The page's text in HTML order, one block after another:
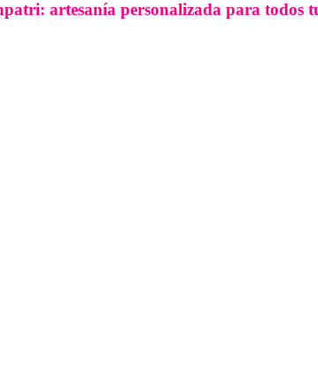
artesanía personalizada para todos